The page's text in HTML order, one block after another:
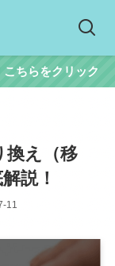
ちらをクリック
換え（移
説！
11